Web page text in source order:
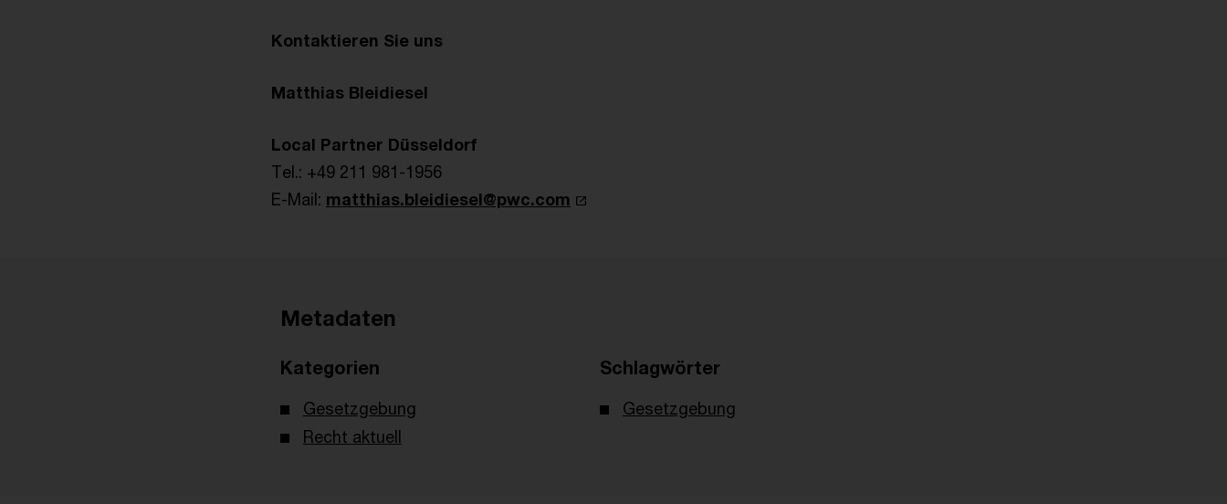
Kontaktieren Sie uns
Matthias Bleidiesel
Local Partner Düsseldorf
Tel.: +49 211 981-1956
E-Mail: matthias.bleidiesel@pwc.com
Metadaten
Kategorien
Gesetzgebung
Recht aktuell
Schlagwörter
Gesetzgebung